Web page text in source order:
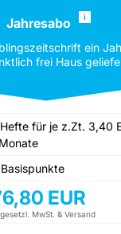
leckere
und Insidertipps
so
die Cartoons mit
Ihr TV Hören und
Jahresabo i
ein
frei Haus
für je z.Zt. 3,40
EUR
MwSt. & Versand